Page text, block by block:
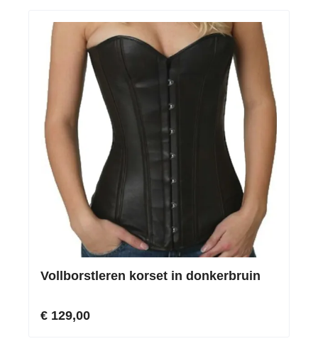
Vollborstleren korset in donkerbruin
€ 129,00